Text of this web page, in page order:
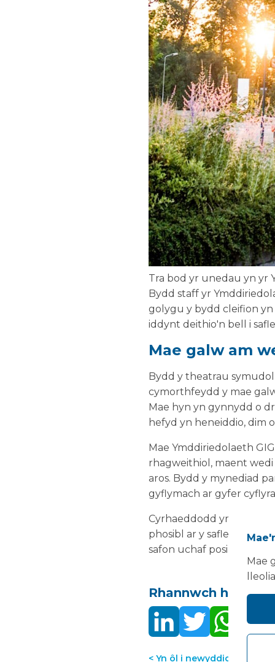
Tra bod yr unedau yn yr
Bydd staff yr
golygu y bydd cleifion
iddynt deithio'n bell i
Mae galw am
Bydd y theatrau
cymorthfeydd y mae
Mae hyn yn gynnydd o
hefyd yn heneiddio, dim
Mae Ymddiriedolaeth
rhagweithiol, maent
aros. Bydd y mynediad
gyflymach ar gyfer
Cyrhaeddodd yr
phosibl ar y safle. Maent
safon uchaf posibl cyn
Rhannwch hwn:
< Yn ôl i newyddion
Mae